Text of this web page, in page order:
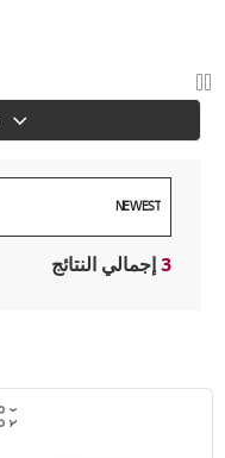
3 إجمالي النتائج